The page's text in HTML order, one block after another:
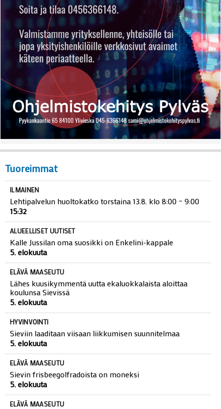
Tuoreimmat
ILMAINEN
Lehtipalvelun huoltokatko torstaina 13.8. klo 8:00 – 9:00
15:32
ALUEELLISET UUTISET
Kalle Jussilan oma suosikki on Enkelini-kappale
5. elokuuta
ELÄVÄ MAASEUTU
Lähes kuusikymmentä uutta ekaluokkalaista aloittaa
koulunsa Sievissä
5. elokuuta
HYVINVOINTI
Sieviin laaditaan viisaan liikkumisen suunnitelmaa
5. elokuuta
ELÄVÄ MAASEUTU
Sievin frisbeegolfradoista on moneksi
5. elokuuta
ELÄVÄ MAASEUTU